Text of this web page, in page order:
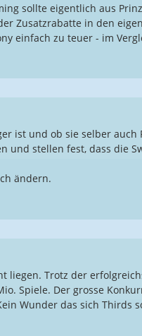
sollte eigentlich aus
Zusatzrabatte in den
einfach zu teuer - im
ist und ob sie selber auch
und stellen fest, dass die
ändern.
liegen. Trotz der
Spiele. Der grosse
Wunder das sich Thirds